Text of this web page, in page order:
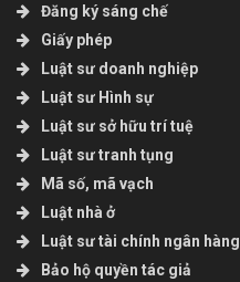
Đăng ký sáng chế
Giấy phép
Luật sư doanh nghiệp
Luật sư Hình sự
Luật sư sở hữu trí tuệ
Luật sư tranh tụng
Mã số, mã vạch
Luật nhà ở
Luật sư tài chính ngân hàng
Bảo hộ quyền tác giả